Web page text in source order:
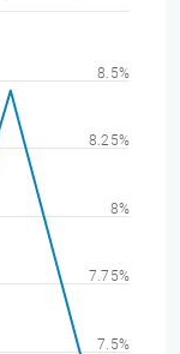
7.5%
7.75%
8%
8.25%
8.5%